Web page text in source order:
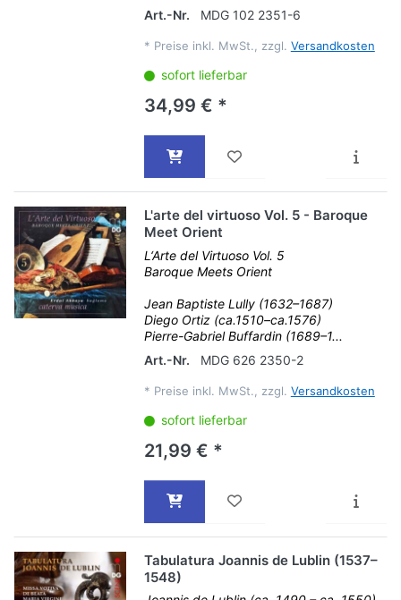
Art.-Nr.
MDG 102 2351-6
* Preise inkl. MwSt., zzgl. Versandkosten
sofort lieferbar
34,99 € *
L'arte del virtuoso Vol. 5 - Baroque
Meet Orient
L‘Arte del Virtuoso Vol. 5
Baroque Meets Orient
Jean Baptiste Lully (1632–1687)
Diego Ortiz (ca.1510–ca.1576)
Pierre-Gabriel Buffardin (1689–1...
Art.-Nr.
MDG 626 2350-2
* Preise inkl. MwSt., zzgl. Versandkosten
sofort lieferbar
21,99 € *
Tabulatura Joannis de Lublin (1537–
1548)